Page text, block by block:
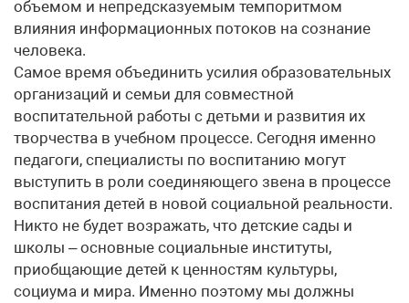
объемом и непредсказуемым темпоритмом
влияния информационных потоков на сознание
человека.
Самое время объединить усилия образовательных
организаций и семьи для совместной
воспитательной работы с детьми и развития их
творчества в учебном процессе. Сегодня именно
педагоги, специалисты по воспитанию могут
выступить в роли соединяющего звена в процессе
воспитания детей в новой социальной реальности.
Никто не будет возражать, что детские сады и
школы – основные социальные институты,
приобщающие детей к ценностям культуры,
социума и мира. Именно поэтому мы должны